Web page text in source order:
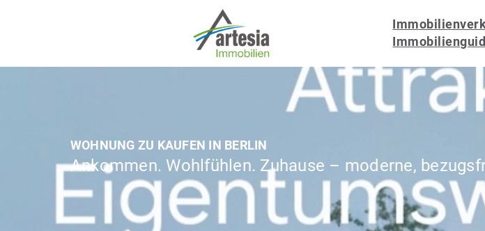
WOHNUNG ZU KAUFEN IN BERLIN
Ankommen. Wohlfühlen. Zuhause – moderne,